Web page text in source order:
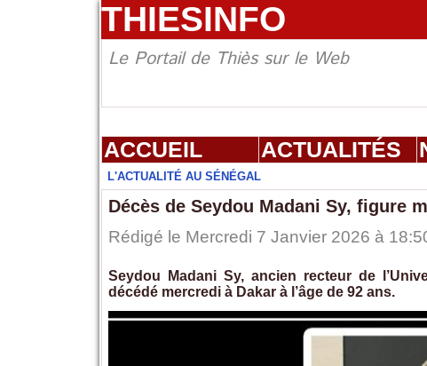
THIESINFO
Le Portail de Thiès sur le Web
ACCUEIL ACTUALITÉS
L'ACTUALITÉ AU SÉNÉGAL
Décès de Seydou Madani Sy, figure
Rédigé le Mercredi 7 Janvier 2026 à
Seydou Madani Sy, ancien recteur de
décédé mercredi à Dakar à l’âge de 92 ans.